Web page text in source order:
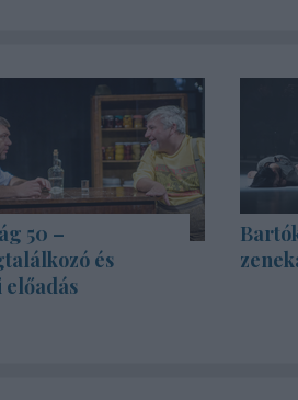
50 –
és